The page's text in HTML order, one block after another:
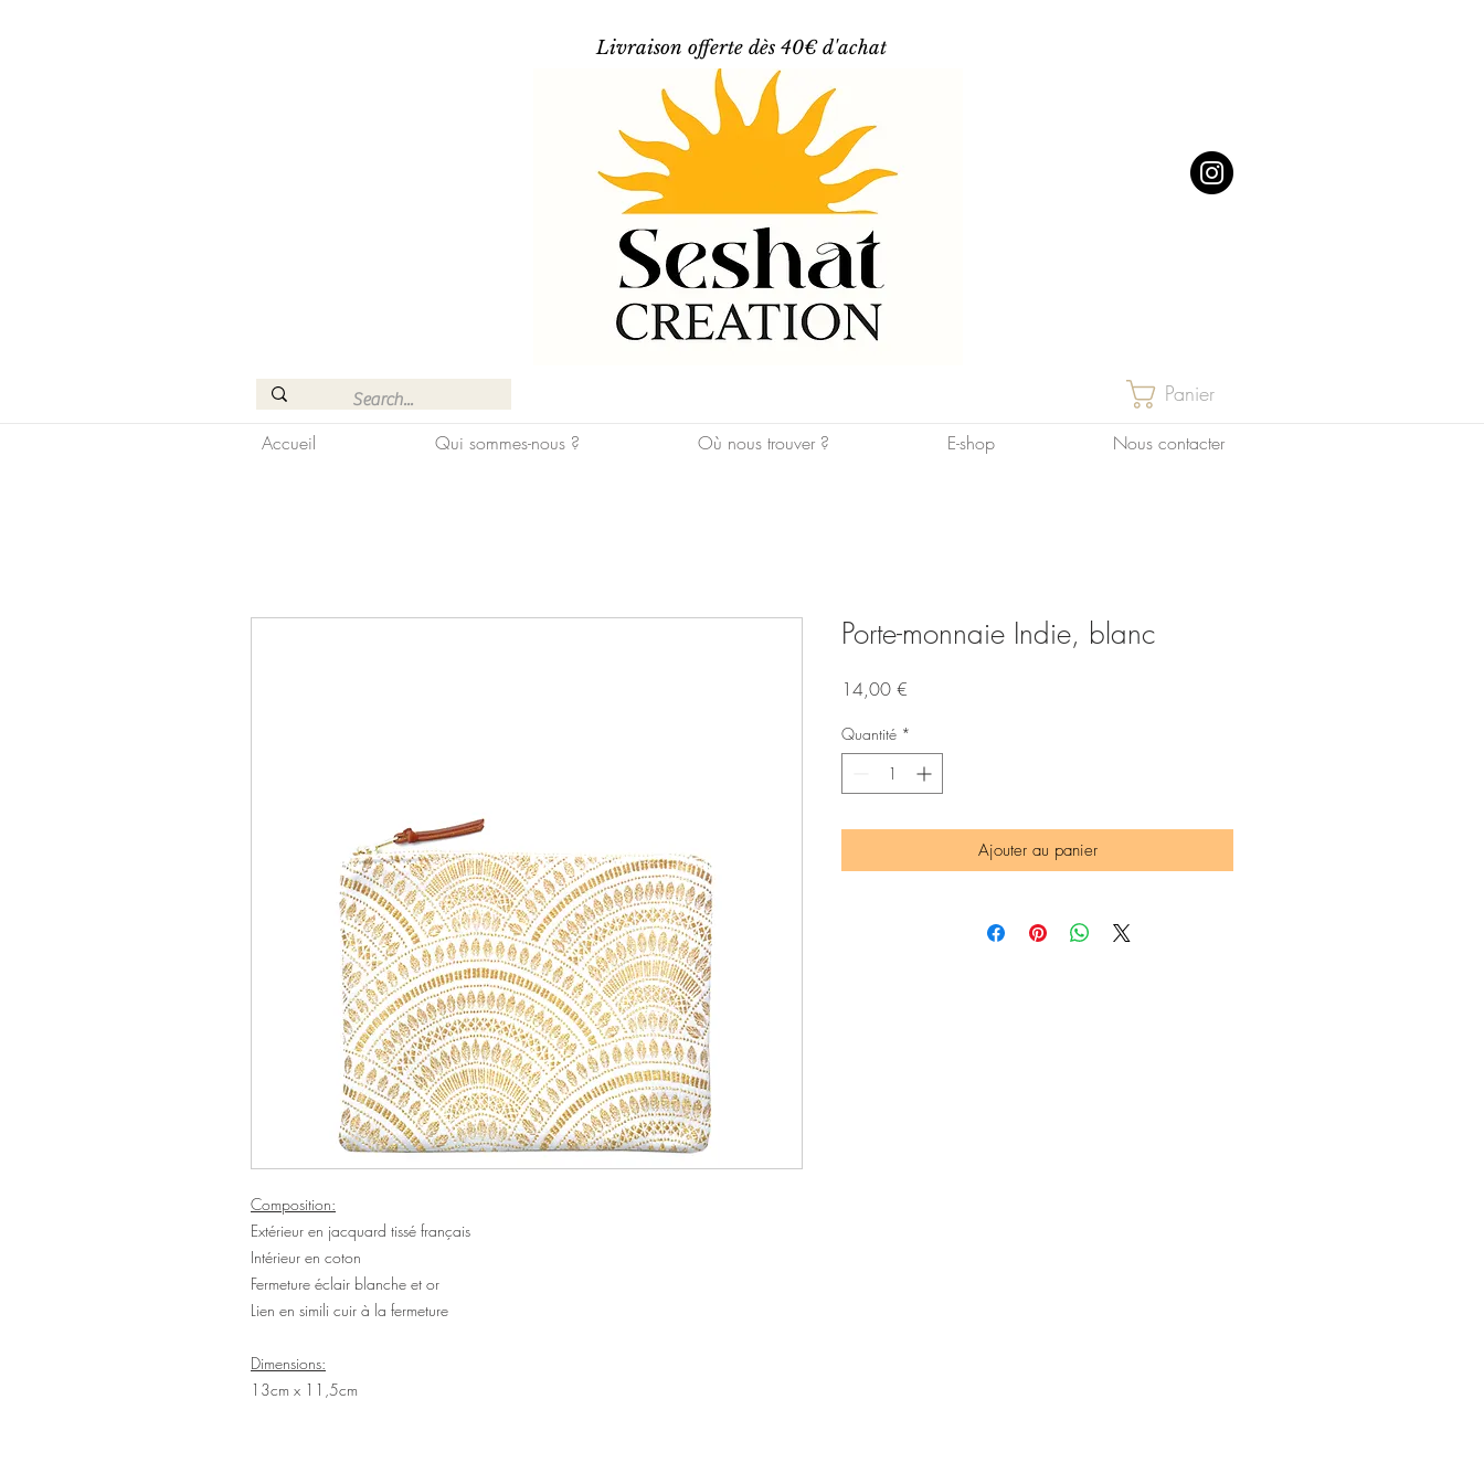
Livraison offerte dès 40€ d'achat
Panier
Accueil Qui sommes-nous ? Où nous trouver ? E-shop Nous contacter
Composition:
Extérieur en jacquard tissé français
Intérieur en coton
Fermeture éclair blanche et or
Lien en simili cuir à la fermeture
Dimensions:
13cm x 11,5cm
Porte-monnaie Indie, blanc
14,00 €
Quantité *
Ajouter au panier